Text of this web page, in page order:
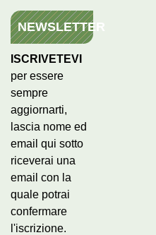
NEWSLETTER
ISCRIVETEVI
per essere
sempre
aggiornarti,
lascia nome ed
email qui sotto
riceverai una
email con la
quale potrai
confermare
l'iscrizione.